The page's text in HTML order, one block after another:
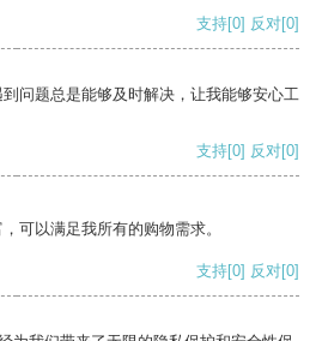
支持[0] 反对[0]
问题总是能够及时解决，让我能够安心工
支持[0] 反对[0]
可以满足我所有的购物需求。
支持[0] 反对[0]